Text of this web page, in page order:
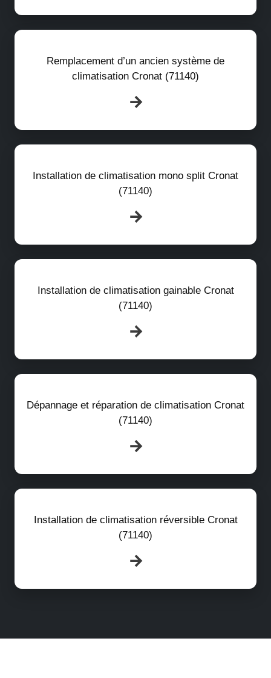
Remplacement d’un ancien système de
climatisation Cronat (71140)
Installation de climatisation mono split Cronat
(71140)
Installation de climatisation gainable Cronat
(71140)
Dépannage et réparation de climatisation Cronat
(71140)
Installation de climatisation réversible Cronat
(71140)